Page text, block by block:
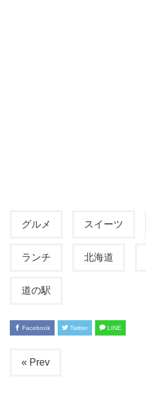
グルメ スイーツ
ランチ 北海道
道の駅
Facebook Twitter LINE
« Prev